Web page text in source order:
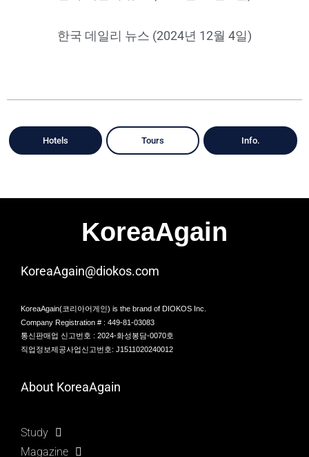
한국 데일리 뉴스 (2024년 12월 4일)
Hotels Tours Info.
KoreaAgain
KoreaAgain@diokos.com
KoreaAgain(코리아어게인) is the brand of DIOKOS Inc.
Company Registration # : 449-81-03083
통신판매업 신고번호 : 2024-화성봉담-0070호
직업정보제공사업신고번호: J1511020240012
About KoreaAgain
Study
Magazine